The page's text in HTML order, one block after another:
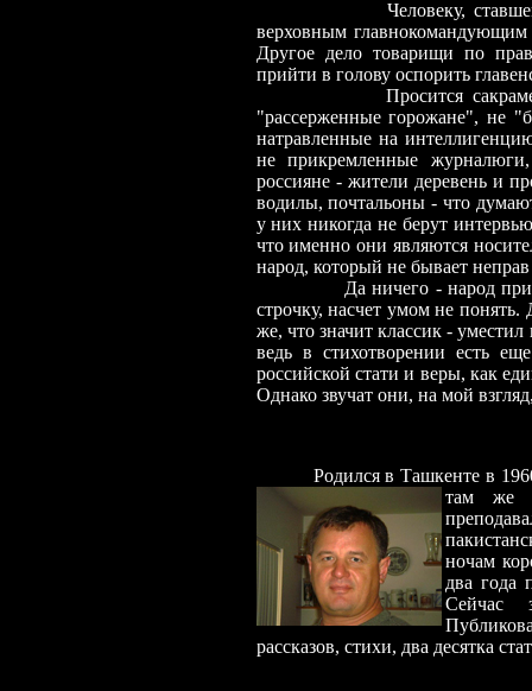
Человеку,
верховным главнокомандующим
Другое дело товарищи по
прийти в голову оспорить
Просится
"рассерженные горожане", не
натравленные на
не прикремленные
россияне - жители деревень и
водилы, почтальоны - что
у них никогда не берут
что именно они являются
народ, который не бывает
Да ничего - народ
строчку, насчет умом не
же, что значит классик -
ведь в стихотворении есть
российской стати и веры, как
Однако звучат они, на мой
Родилсяв Ташкенте в
там же
ночам
два года
Сейчас
рассказов, стихи, два десятка